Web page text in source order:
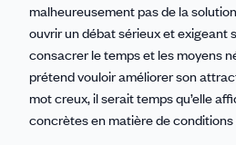
malheureusement pas de la
ouvrir un débat sérieux et exigeant
consacrer le temps et les moyens
prétend vouloir améliorer son
mot creux, il serait temps qu’elle
concrètes en matière de conditions